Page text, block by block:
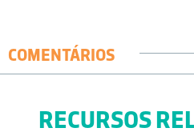
COMENTÁRIOS
RECURSOS